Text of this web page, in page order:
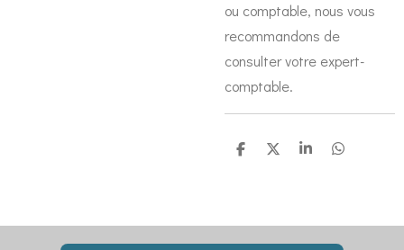
ou comptable, nous vous
recommandons de
consulter votre expert-
comptable.
P
g
e
P
g
e
P
g
e
P
g
e